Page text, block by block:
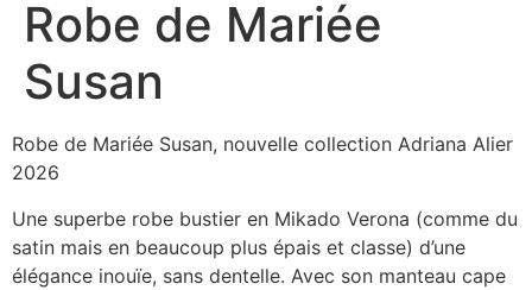
Robe de Mariée
Susan
Robe de Mariée Susan, nouvelle collection Adriana Alier
2026
Une superbe robe bustier en Mikado Verona (comme du
satin mais en beaucoup plus épais et classe) d’une
élégance inouïe, sans dentelle. Avec son manteau cape